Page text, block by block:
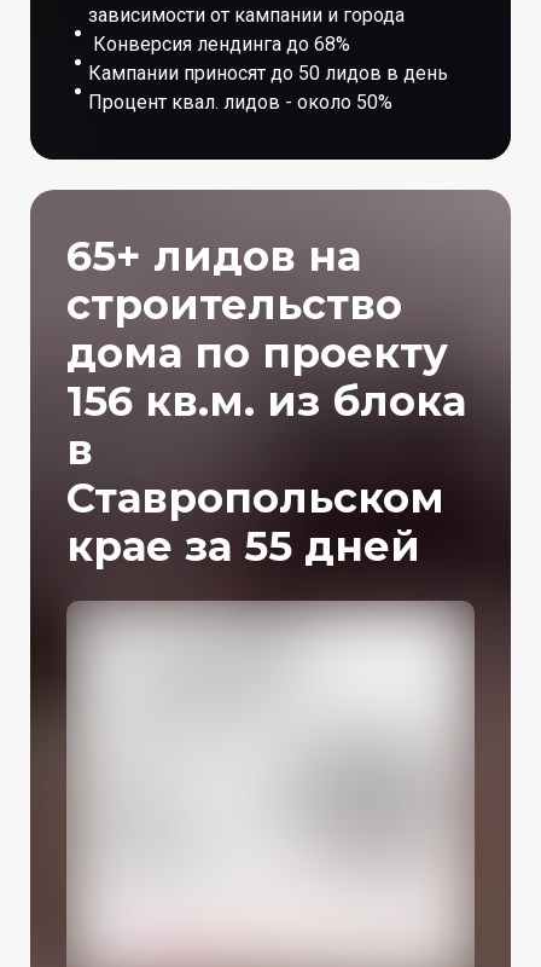
зависимости от кампании и города
Конверсия лендинга до 68%
Кампании приносят до 50 лидов в день
Процент квал. лидов - около 50%
65+ лидов на
строительство
дома по проекту
156 кв.м. из блока
в
Ставропольском
крае за 55 дней